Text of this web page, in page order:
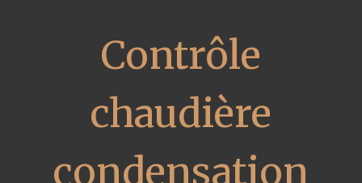
Contrôle
chaudière
condensation